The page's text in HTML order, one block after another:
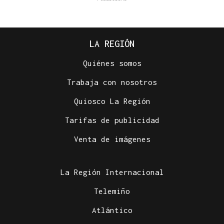
LA REGIÓN
Quiénes somos
Trabaja con nosotros
Quiosco La Región
Tarifas de publicidad
Venta de imágenes
La Región Internacional
Telemiño
Atlántico